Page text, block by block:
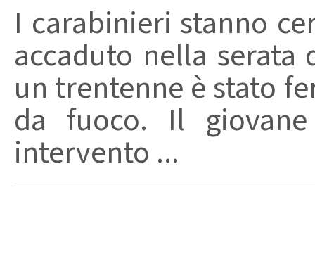
I carabinieri stanno
accaduto nella serata
un trentenne è stato
da fuoco. Il
intervento ...